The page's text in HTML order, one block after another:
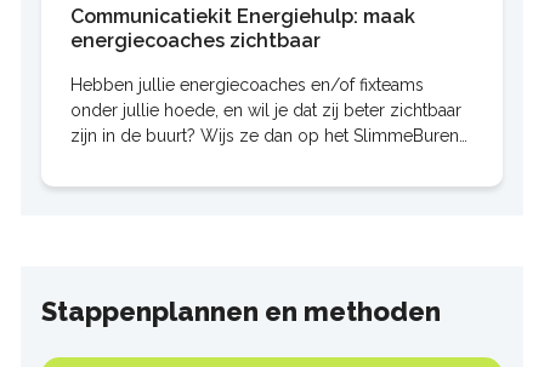
Communicatiekit Energiehulp: maak
energiecoaches zichtbaar
Hebben jullie energiecoaches en/of fixteams
onder jullie hoede, en wil je dat zij beter zichtbaar
zijn in de buurt? Wijs ze dan op het SlimmeBuren
Stappenplannen en methoden